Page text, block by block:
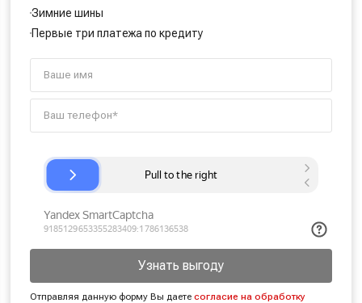
Зимние шины
Первые три платежа по кредиту
Узнать выгоду
Отправляя данную форму Вы даетесогласие на обработку